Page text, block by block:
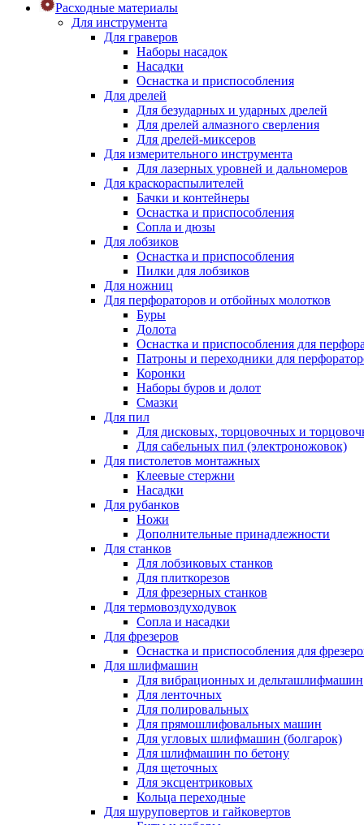
Расходные материалы
Для инструмента
Для граверов
Наборы насадок
Насадки
Оснастка и приспособления
Для дрелей
Для безударных и ударных дрелей
Для дрелей алмазного сверления
Для дрелей-миксеров
Для измерительного инструмента
Для лазерных уровней и дальномеров
Для краскораспылителей
Бачки и контейнеры
Оснастка и приспособления
Сопла и дюзы
Для лобзиков
Оснастка и приспособления
Пилки для лобзиков
Для ножниц
Для перфораторов и отбойных молотков
Буры
Долота
Оснастка и приспособления для
Патроны и переходники для
Коронки
Наборы буров и долот
Смазки
Для пил
Для дисковых, торцовочных и
Для сабельных пил (электроножовок)
Для пистолетов монтажных
Клеевые стержни
Насадки
Для рубанков
Ножи
Дополнительные принадлежности
Для станков
Для лобзиковых станков
Для плиткорезов
Для фрезерных станков
Для термовоздуходувок
Сопла и насадки
Для фрезеров
Оснастка и приспособления для
Для шлифмашин
Для вибрационных и дельташлифмашин
Для ленточных
Для полировальных
Для прямошлифовальных машин
Для угловых шлифмашин (болгарок)
Для шлифмашин по бетону
Для щеточных
Для эксцентриковых
Кольца переходные
Для шуруповертов и гайковертов